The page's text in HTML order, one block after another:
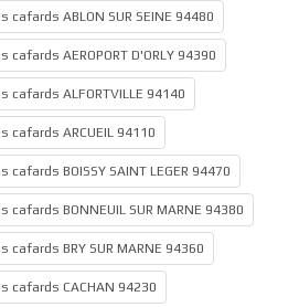
ABLON SUR SEINE 94480
AEROPORT D'ORLY 94390
ALFORTVILLE 94140
cafards ARCUEIL 94110
BOISSY SAINT LEGER 94470
BONNEUIL SUR MARNE 94380
BRY SUR MARNE 94360
cafards CACHAN 94230